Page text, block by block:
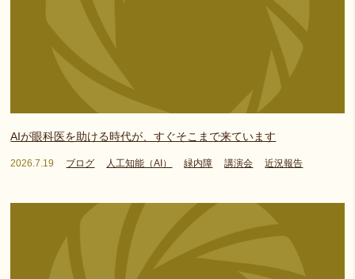
AIが眼科医を助ける時代が、すぐそこまで来ています
2026.7.19 ブログ 人工知能（AI） 緑内障 講演会 近況報告